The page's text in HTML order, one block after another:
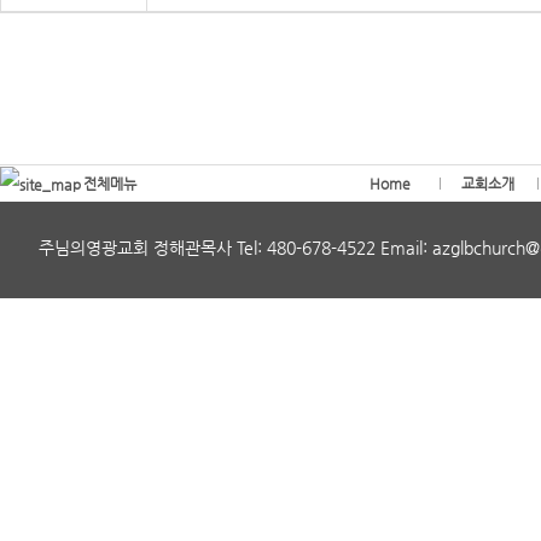
Home 교회소개
전체메뉴
주님의영광교회 정해관목사 Tel: 480-678-4522 Email: